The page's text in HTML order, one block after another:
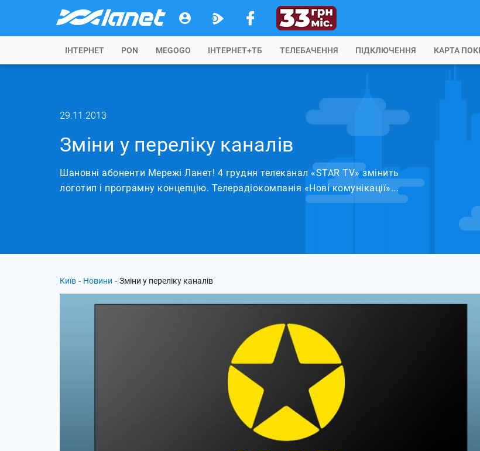
IНТЕРНЕТ PON MEGOGO ІНТЕРНЕТ+ТБ ТЕЛЕБАЧЕННЯ ПІДКЛЮЧЕННЯ КАРТА
29.11.2013
Зміни у переліку каналів
Шановні абоненти Мережі Ланет! 4 грудня телеканал «STAR TV» змінить
логотип і програмну концепцію. Телерадіокомпанія «Нові комунікації»...
Київ - Новини - Зміни у переліку каналів